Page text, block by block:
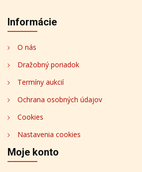
Informácie
O nás
Dražobný poriadok
Termíny aukcií
Ochrana osobných údajov
Cookies
Nastavenia cookies
Moje konto